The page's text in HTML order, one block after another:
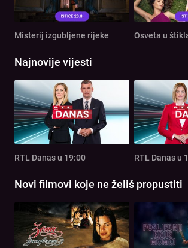
Misterij izgubljene rijeke Osveta u
Najnovije vijesti
RTL Danas u 19:00 RTL Danas u
Novi filmovi koje ne želiš propustiti